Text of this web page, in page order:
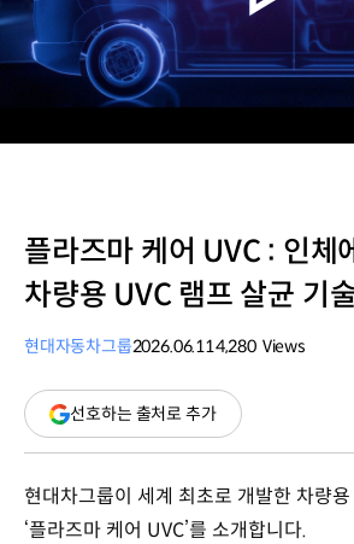
플라즈마 케어 UVC : 인체
차량용 UVC 램프 살균 기
현대자동차그룹2026.06.114,280 Views
선호하는 출처로 추가(새
창
현대차그룹이 세계 최초로 개발한 차량
‘플라즈마 케어 UVC’를 소개합니다.